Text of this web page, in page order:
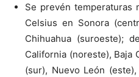
Se prevén temperaturas
Celsius en Sonora
Chihuahua (suroeste);
California (noreste), Baja
(sur), Nuevo León